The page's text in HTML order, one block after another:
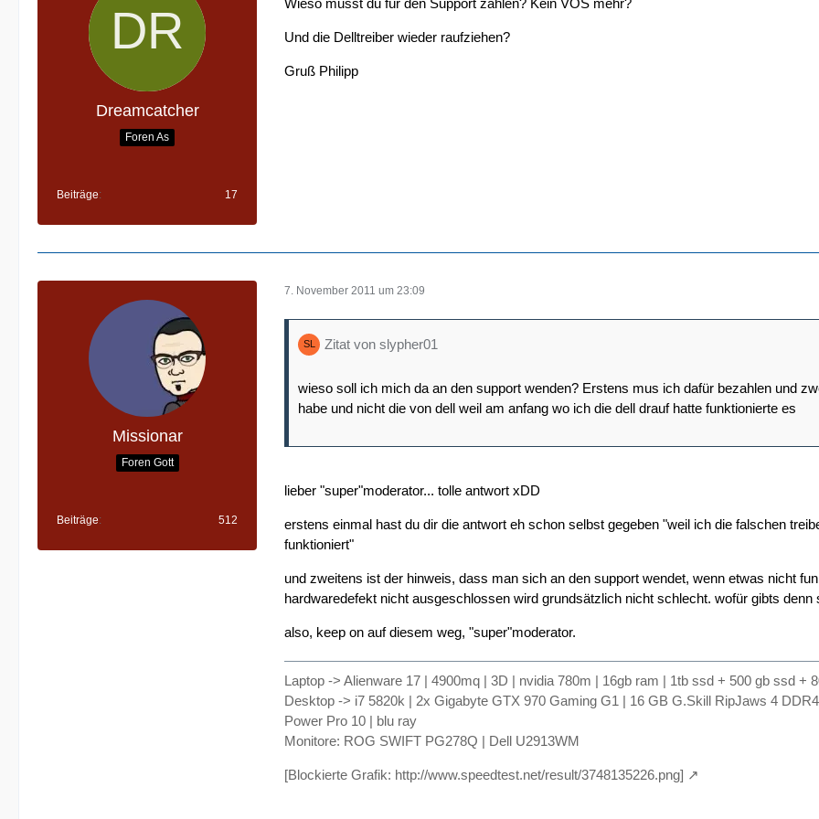
Dreamcatcher
Foren As
Beiträge 17
Wieso musst du für den Support zahlen? Kein VOS mehr?
Und die Delltreiber wieder raufziehen?
Gruß Philipp
Missionar
Foren Gott
Beiträge 512
7. November 2011 um 23:09
Zitat von slypher01
wieso soll ich mich da an den support wenden? Erstens mus ich dafür bezahlen und
habe und nicht die von dell weil am anfang wo ich die dell drauf hatte funktionierte es
lieber "super"moderator... tolle antwort xDD
erstens einmal hast du dir die antwort eh schon selbst gegeben "weil ich die falschen
funktioniert"
und zweitens ist der hinweis, dass man sich an den support wendet, wenn etwas nicht
hardwaredefekt nicht ausgeschlossen wird grundsätzlich nicht schlecht. wofür gibts denn
also, keep on auf diesem weg, "super"moderator.
Laptop -> Alienware 17 | 4900mq | 3D | nvidia 780m | 16gb ram | 1tb ssd + 500 gb ssd +
Desktop -> i7 5820k | 2x Gigabyte GTX 970 Gaming G1 | 16 GB G.Skill RipJaws 4
Power Pro 10 | blu ray
Monitore: ROG SWIFT PG278Q | Dell U2913WM
[Blockierte Grafik: http://www.speedtest.net/result/3748135226.png]